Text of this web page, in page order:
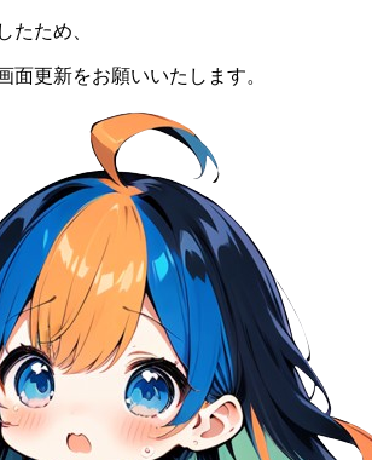
たため、
面更新をお願いいたします。